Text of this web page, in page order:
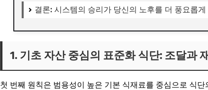
결론: 시스템의 승리가 당신의 노후를 더 풍요롭게
1. 기초 자산 중심의 표준화 식단: 조달과
첫 번째 원칙은 범용성이 높은 기본 식재료를 중심으로 식